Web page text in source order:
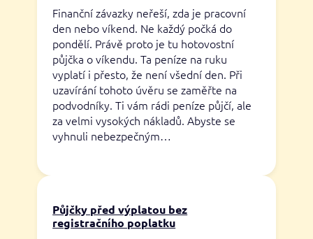
Finanční závazky neřeší, zda je pracovní
den nebo víkend. Ne každý počká do
pondělí. Právě proto je tu hotovostní
půjčka o víkendu. Ta peníze na ruku
vyplatí i přesto, že není všední den. Při
uzavírání tohoto úvěru se zaměřte na
podvodníky. Ti vám rádi peníze půjčí, ale
za velmi vysokých nákladů. Abyste se
vyhnuli nebezpečným…
Půjčky před výplatou bez
registračního poplatku